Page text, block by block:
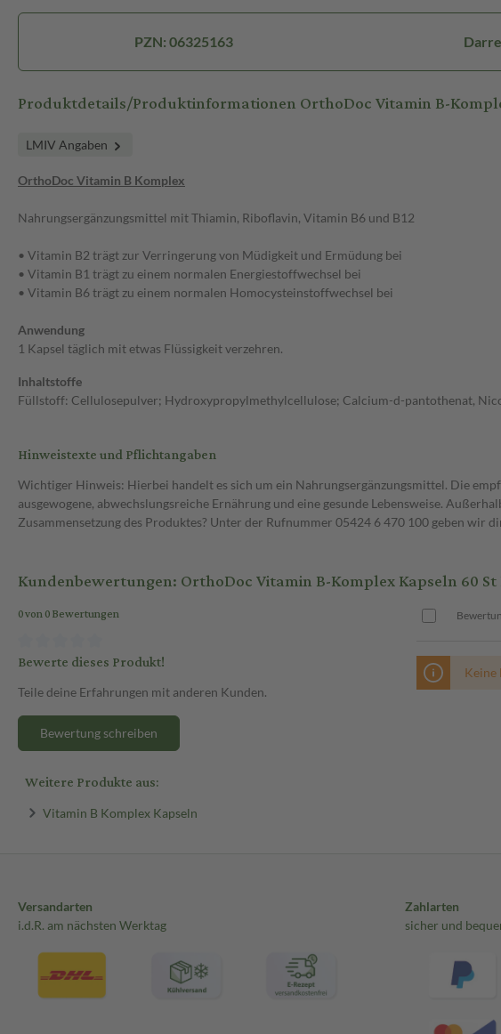
PZN: 06325163
Produktdetails/Produktinformationen OrthoDoc Vitamin B-
LMIV Angaben
OrthoDoc Vitamin B Komplex
Nahrungsergänzungsmittel mit Thiamin, Riboflavin, Vitamin B6 und B12
• Vitamin B2 trägt zur Verringerung von Müdigkeit und Ermüdung bei
• Vitamin B1 trägt zu einem normalen Energiestoffwechsel bei
• Vitamin B6 trägt zu einem normalen Homocysteinstoffwechsel bei
Anwendung
1 Kapsel täglich mit etwas Flüssigkeit verzehren.
Inhaltstoffe
Füllstoff: Cellulosepulver; Hydroxypropylmethylcellulose; Calcium-d-pantothenat,
Hinweistexte und Pflichtangaben
Wichtiger Hinweis: Hierbei handelt es sich um ein Nahrungsergänzungsmittel. Die
ausgewogene, abwechslungsreiche Ernährung und eine gesunde Lebensweise.
Zusammensetzung des Produktes? Unter der Rufnummer 05424 6 470 100 geben wir
Kundenbewertungen: OrthoDoc Vitamin B-Komplex Kapseln 60
0 von 0 Bewertungen
Bewerte dieses Produkt!
Teile deine Erfahrungen mit anderen Kunden.
Bewertung schreiben
Keine
Weitere Produkte aus:
Vitamin B Komplex Kapseln
Versandarten
i.d.R. am nächsten Werktag
Zahlarten
sicher und